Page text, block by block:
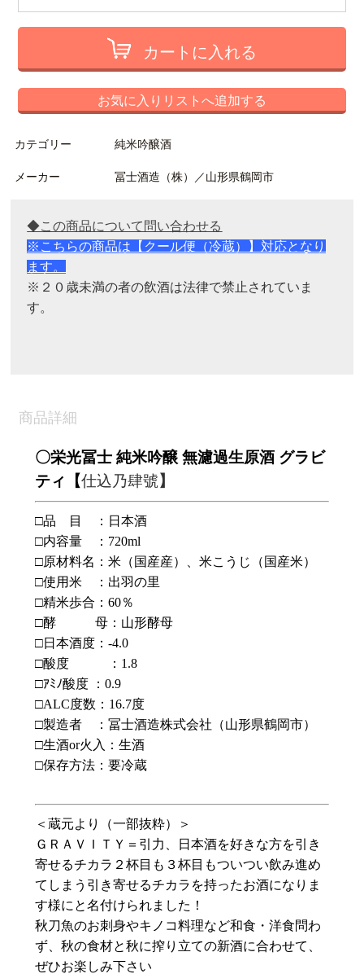
カートに入れる
お気に入りリストへ追加する
カテゴリー 純米吟醸酒
メーカー 冨士酒造（株）／山形県鶴岡市
◆この商品について問い合わせる
※こちらの商品は【クール便（冷蔵）】対応となり
ます。
※ ２０歳未満の者の飲酒は法律で禁止されていま
す。
商品詳細
〇栄光冨士 純米吟醸 無濾過生原酒 グラビ
ティ【仕込乃肆號】
□品 目 ：日本酒
□内容量 ： 720ml
□原材料名：米（国産産）、米こうじ（国産米）
□使用米 ：出羽の里
□精米歩合：60％
□酵 母：山形酵母
□日本酒度：-4.0
□酸度 ： 1.8
□ｱﾐﾉ酸度 ：0.9
□ALC度数： 16.7度
□製造者 ：冨士酒造株式会社（山形県鶴岡市）
□生酒or火入：生酒
□保存方法：要冷蔵
＜蔵元より（一部抜粋）＞
ＧＲＡＶＩＴＹ＝引力、日本酒を好きな方を引き
寄せるチカラ２杯目も３杯目もついつい飲み進め
てしまう引き寄せるチカラを持ったお酒になりま
す様にと名付けられました！
秋刀魚のお刺身やキノコ料理など和食・洋食問わ
ず、秋の食材と秋に搾り立ての新酒に合わせて、
ぜひお楽しみ下さい